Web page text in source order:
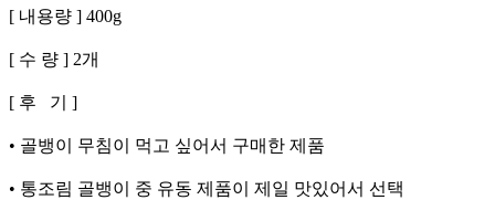
[ 내용량 ] 400g
[ 수 량 ] 2개
[ 후 기 ]
• 골뱅이 무침이 먹고 싶어서 구매한 제품
• 통조림 골뱅이 중 유동 제품이 제일 맛있어서 선택